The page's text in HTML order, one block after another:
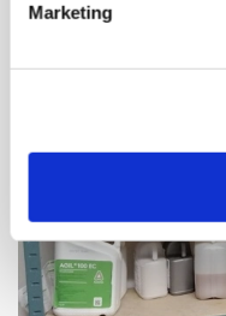
Marketing
MARKED